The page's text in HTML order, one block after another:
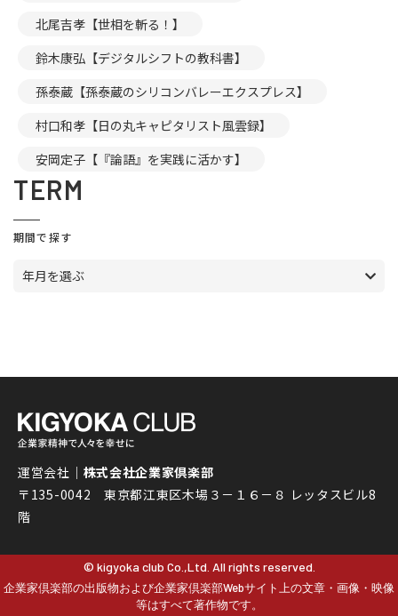
北尾吉孝【世相を斬る！】
鈴木康弘【デジタルシフトの教科書】
孫泰蔵【孫泰蔵のシリコンバレーエクスプレス】
村口和孝【日の丸キャピタリスト風雲録】
安岡定子【『論語』を実践に活かす】
TERM
期間で探す
年月を選ぶ
運営会社｜ 株式会社企業家倶楽部
〒135-0042 東京都江東区木場３－１６－８ レッタスビル8
階
© kigyoka club Co.,Ltd. All rights reserved.
企業家倶楽部の出版物および企業家倶楽部Webサイト上の文章・画像・映像
等はすべて著作物です。